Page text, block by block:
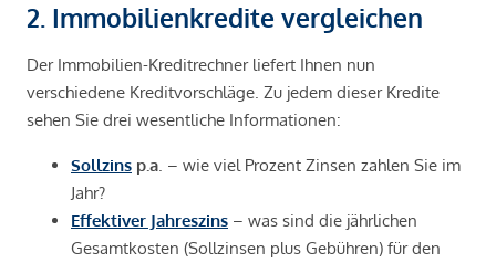
2. Immobilienkredite vergleichen
Der Immobilien-Kreditrechner liefert Ihnen nun
verschiedene Kreditvorschläge. Zu jedem dieser Kredite
sehen Sie drei wesentliche Informationen:
Sollzins p.a . – wie viel Prozent Zinsen zahlen Sie im
Jahr?
Effektiver Jahreszins – was sind die jährlichen
Gesamtkosten (Sollzinsen plus Gebühren) für den